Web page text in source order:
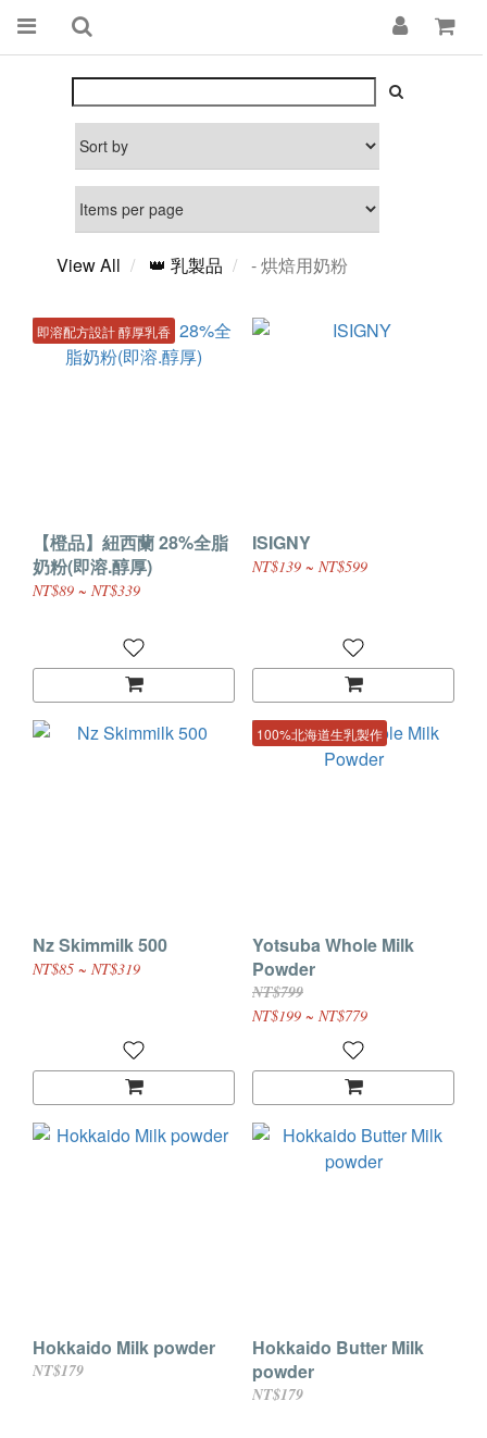
View All 👑 乳製品 - 烘焙用奶粉
即溶配方設計 醇厚乳香
【橙品】紐西蘭 28%全脂
奶粉(即溶.醇厚)
NT$89 ~ NT$339
ISIGNY
NT$139 ~ NT$599
Nz Skimmilk 500
NT$85 ~ NT$319
100%北海道生乳製作
Yotsuba Whole Milk
Powder
NT$799
NT$199 ~ NT$779
Hokkaido Milk powder
NT$179
Hokkaido Butter Milk
powder
NT$179